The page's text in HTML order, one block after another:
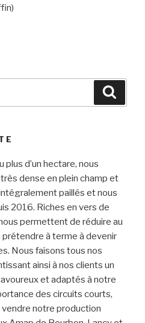
plus d’un hectare, nous
dense en plein champ et
paillés et nous
2016. Riches en vers de
permettent de réduire au
à terme à devenir
Nous faisons tous nos
ainsi à nos clients un
et adaptés à notre
des circuits courts,
notre production